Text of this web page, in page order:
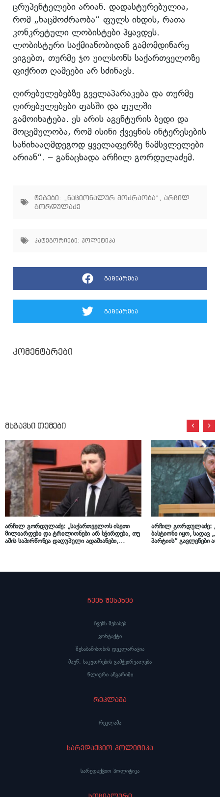
ცრუპენტელები არიან. დადასტურებულია,
რომ „ნაცმოძრაობა“ ფულს იხდის, რათა
კონკრეტული ლობისტები ჰყავდეს.
ლობისტური საქმიანობიდან გამომდინარე
ვიგებთ, თურმე ჯო უილსონს საქართველოზე
ფიქრით ღამეები არ სძინავს.
ღირებულებებზე გველაპარაკება და თურმე
ღირებულებები ფასში და ფულში
გამოიხატება. ეს არის აგენტურის ბედი და
მოცემულობა, რომ ისინი ქვეყნის ინტერესების
საწინააღმდეგოდ ყველაფერზე წამსვლელები
არიან“. – განაცხადა არჩილ გორდულაძემ.
ტეგები: „ნაციონალურ მოძრაობა“
არჩილ
გორდულაძე
კატეგორიები: პოლიტიკა
გაზიარება
გაზიარება
კომენტარები
მსგავსი თემები
არჩილ გორდულაძე: „საქართველოს ისეთი
მილიარდები და ტრილიონები არ სჭირდება, თუ
ამის საპირწონეა დაღუპული ადამიანები,
არჩილ გორდულაძე:
ბასტიონი იყო, სადაც
პარტიის“ გავლენები
ჩვენ შესახებ
ჩვენს შესახებ
კონტაქტი
შესაბამისობის დეკლარაცია
მაუწ. საკუთრების გამჭვირვალება
წლიური ანგარიში
რეკლამა
რეკლამა
სარედაქციო პოლიტიკა
სარედაქციო პოლიტიკა